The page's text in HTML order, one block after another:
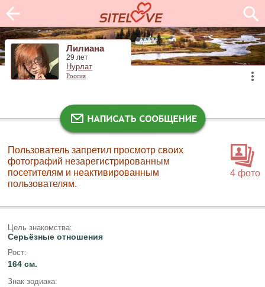
Лилиана
29 лет
Нурлат
Россия
4 фото
Пользователь запретил просмотр своих
фотографий незарегистрированным
посетителям и неактивированным
пользователям.
Цель знакомства:
Серьёзные отношения
Рост:
164 см.
Знак зодиака: